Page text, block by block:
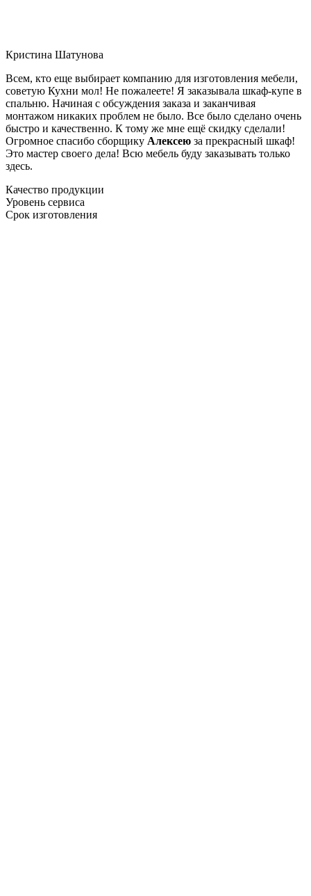
Кристина Шатунова
Всем, кто еще выбирает компанию для изготовления мебели,
советую Кухни мол! Не пожалеете! Я заказывала шкаф-купе в
спальню. Начиная с обсуждения заказа и заканчивая
монтажом никаких проблем не было. Все было сделано очень
быстро и качественно. К тому же мне ещё скидку сделали!
Огромное спасибо сборщику Алексею за прекрасный шкаф!
Это мастер своего дела! Всю мебель буду заказывать только
здесь.
Качество продукции
Уровень сервиса
Срок изготовления